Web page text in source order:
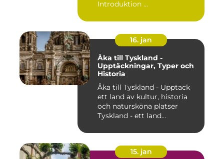
Introduktion ...
16. jan
Åka till Tyskland -
Upptäckningar, Typer och
Historia
Åka till Tyskland - Upptäck
ett land av kultur, historia
och natursköna platser
Tyskland - ett land...
15. jan